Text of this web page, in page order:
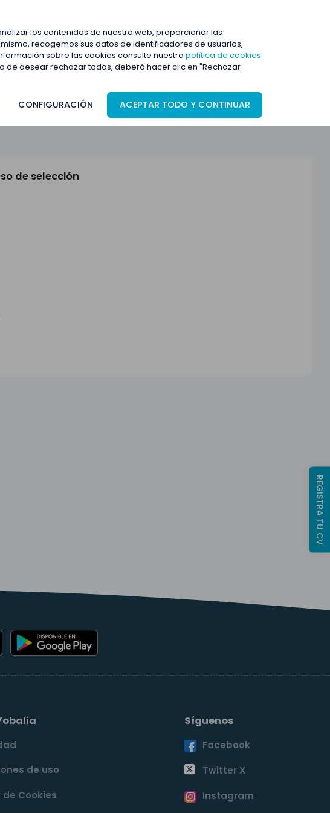
los contenidos de nuestra web, proporcionar las
recogemos sus datos de identificadores de usuarios,
sobre las cookies consulte nuestra política de cookies
de desear rechazar todas, deberá hacer clic en "Rechazar
CONFIGURACIÓN ACEPTAR TODO Y CONTINUAR
de selección
de uso
Cookies
Síguenos
Facebook
Twitter X
Instagram
REGISTRA TU CV